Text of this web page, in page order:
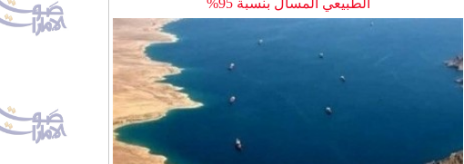
الطبيعي المسال بنسبة 95%